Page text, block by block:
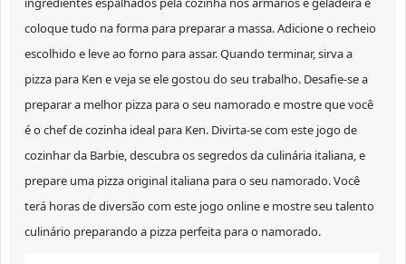
coloque tudo na forma para preparar a massa. Adicione o recheio
escolhido e leve ao forno para assar. Quando terminar, sirva a
pizza para Ken e veja se ele gostou do seu trabalho. Desafie-se a
preparar a melhor pizza para o seu namorado e mostre que você
é o chef de cozinha ideal para Ken. Divirta-se com este jogo de
cozinhar da Barbie, descubra os segredos da culinária italiana, e
prepare uma pizza original italiana para o seu namorado. Você
terá horas de diversão com este jogo online e mostre seu talento
culinário preparando a pizza perfeita para o namorado.